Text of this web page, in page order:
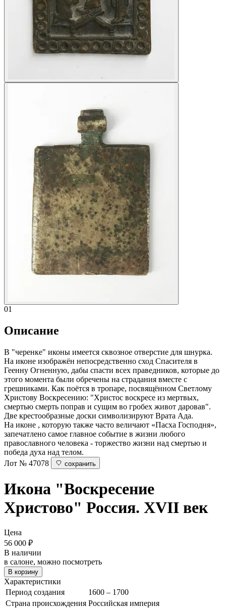
01
Описание
В "черенке" иконы имеется сквозное отверстие для шнурка.
На иконе изображён непосредственно сход Спасителя в
Геенну Огненную, дабы спасти всех праведников, которые до
этого момента были обречены на страдания вместе с
грешниками. Как поётся в тропаре, посвящённом Светлому
Христову Воскресению: "Христос воскресе из мертвых,
смертью смерть поправ и сущим во гробех живот даровав".
Две крестообразные доски символизируют Врата Ада.
На иконе , которую также часто величают «Пасха Господня»,
запечатлено самое главное событие в жизни любого
православного человека - торжество жизни над смертью и
победа духа над телом.
Лот № 47078
сохранить
Икона "Воскресение
Христово" Россия. XVII век
Цена
56 000 ₽
В наличии
в салоне, можно посмотреть
В корзину
Характеристики
Период создания
1600 – 1700
Страна происхождения Российская империя